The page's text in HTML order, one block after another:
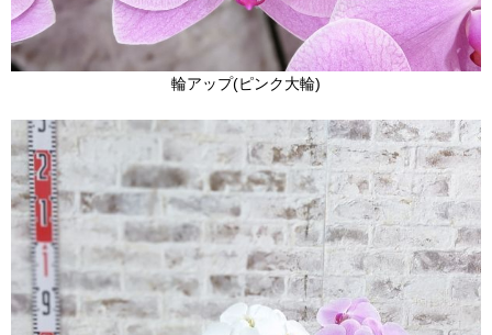
輪アップ(ピンク大輪)